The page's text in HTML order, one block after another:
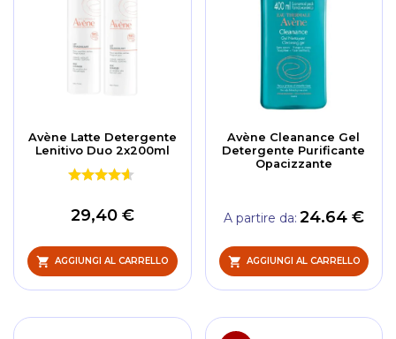
Avène Latte Detergente
Lenitivo Duo 2x200ml
29,40 €
AGGIUNGI AL CARRELLO
Avène Cleanance Gel
Detergente Purificante
Opacizzante
A partire da 24.64 €
AGGIUNGI AL CARRELLO